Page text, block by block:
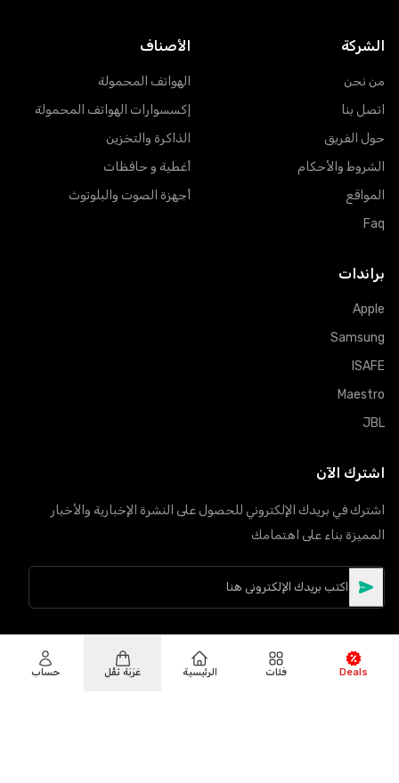
الشركة
من نحن
اتصل بنا
حول الفريق
الشروط والأحكام
المواقع
Faq
الأصناف
الهواتف المحمولة
إكسسوارات الهواتف المحمولة
الذاكرة والتخزين
أغطية و حافظات
أجهزة الصوت والبلوتوث
براندات
Apple
Samsung
ISAFE
Maestro
JBL
اشترك الآن
اشترك في بريدك الإلكتروني للحصول على النشرة الإخبارية والأخبار
المميزة بناء على اهتمامك
Deals فئات الرئيسية عَرَبَة نَقْل حساب